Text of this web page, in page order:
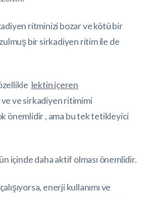
ritminizi bozar ve kötü bir
bir sirkadiyen ritim ile de
lektin içeren
ve sirkadiyen ritimimi
önemlidir , ama bu tek tetikleyici
içinde daha aktif olması önemlidir.
enerji kullanımı ve